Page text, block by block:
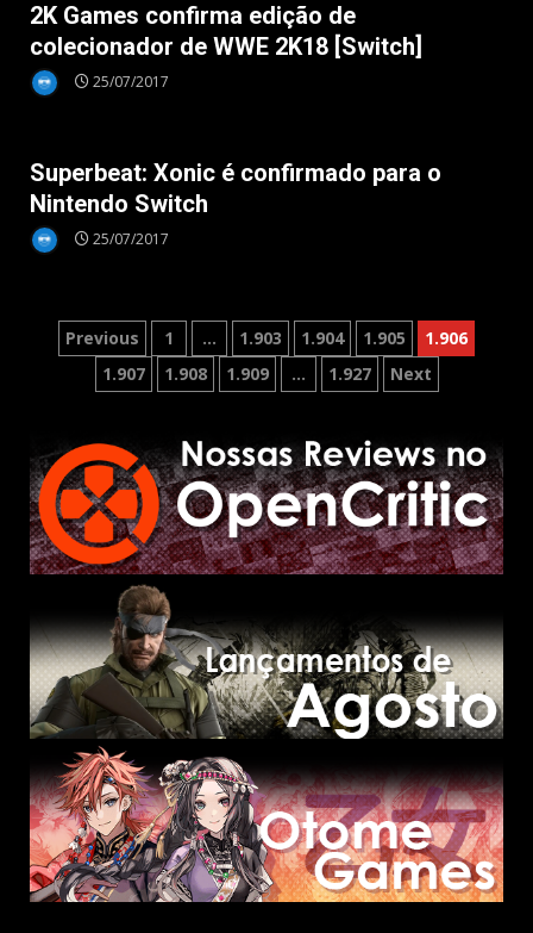
2K Games confirma edição de
colecionador de WWE 2K18 [Switch]
25/07/2017
Superbeat: Xonic é confirmado para o
Nintendo Switch
25/07/2017
Paginação
de
posts
Previous 1 … 1.903 1.904 1.905
1.906
1.907
1.908 1.909 … 1.927 Next